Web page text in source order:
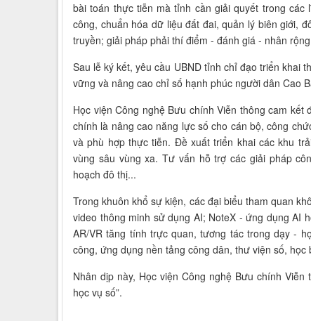
bài toán thực tiễn mà tỉnh cần giải quyết trong
công, chuẩn hóa dữ liệu đất đai, quản lý biên giới,
truyền; giải pháp phải thí điểm - đánh giá - nhân
Sau lễ ký kết, yêu cầu UBND tỉnh chỉ đạo triển khai
vững và nâng cao chỉ số hạnh phúc người dân Cao
Học viện Công nghệ Bưu chính Viễn thông cam
chính là nâng cao năng lực số cho cán bộ, công
và phù hợp thực tiễn. Đề xuất triển khai các khu
vùng sâu vùng xa. Tư vấn hỗ trợ các giải pháp
hoạch đô thị...
Trong khuôn khổ sự kiện, các đại biểu tham quan
video thông minh sử dụng AI; NoteX - ứng dụng AI
AR/VR tăng tính trực quan, tương tác trong dạy -
công, ứng dụng nền tảng công dân, thư viện số,
Nhân dịp này, Học viện Công nghệ Bưu chính
học vụ số”.